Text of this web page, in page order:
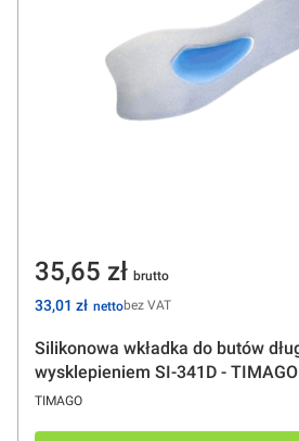
Silikonowa wkładka do butów
wysklepieniem SI-341D - TIMAGO
PRODUCENT
TIMAGO
Cena
35,65 zł
Cena
33,01 zł bez VAT